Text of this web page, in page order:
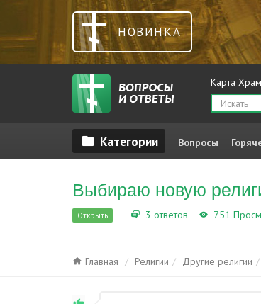
НОВИНКА
Карта
Вопросы
Выбираю новую
Открыть 3 ответов 751
Главная Религии Другие религии